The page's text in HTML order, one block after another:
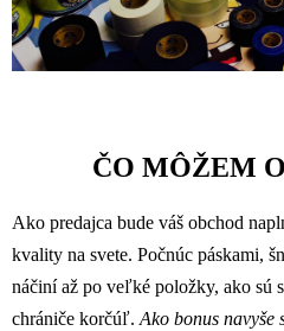
ČO MÔŽEM
Ako predajca bude váš obchod
kvality na svete. Počnúc páskami,
náčiní až po veľké položky, ako sú
chrániče korčúľ. Ako bonus navyše